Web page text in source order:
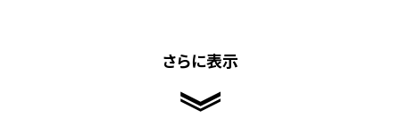
さらに表示